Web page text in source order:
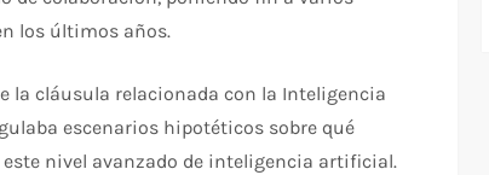
los últimos años.
la cláusula relacionada con la Inteligencia
escenarios hipotéticos sobre qué
nivel avanzado de inteligencia artificial.